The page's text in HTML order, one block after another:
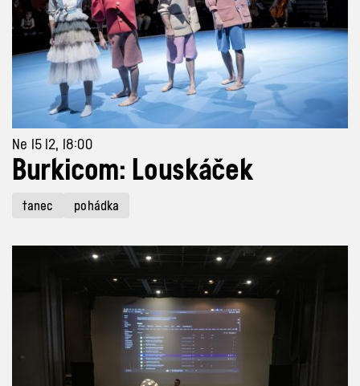
Ne 15 12, 18:00
Burkicom: Louskáček
tanec pohádka